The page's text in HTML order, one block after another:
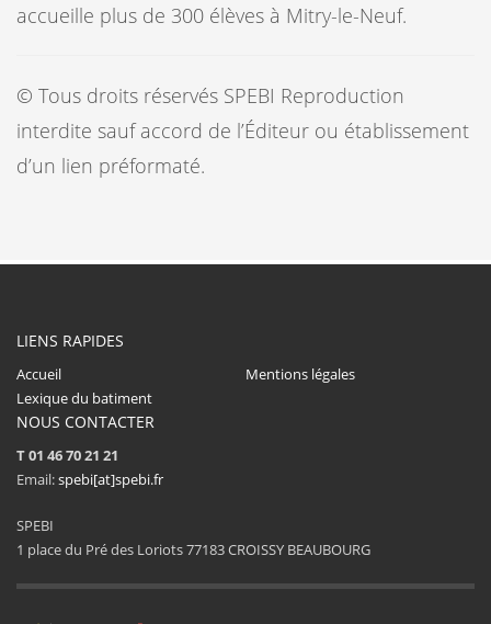
accueille plus de 300 élèves à Mitry-le-Neuf.
© Tous droits réservés SPEBI Reproduction
interdite sauf accord de l’Éditeur ou établissement
d’un lien préformaté.
LIENS RAPIDES
Accueil
Mentions légales
Lexique du batiment
NOUS CONTACTER
T 01 46 70 21 21
Email:spebi[at]spebi.fr
SPEBI
1 place du Pré des Loriots 77183 CROISSY BEAUBOURG